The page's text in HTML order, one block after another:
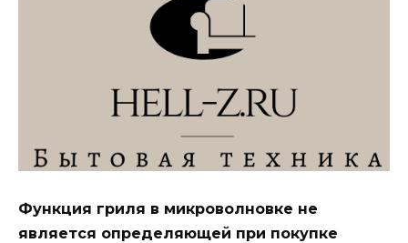
Функция гриля в микроволновке не
является определяющей при покупке